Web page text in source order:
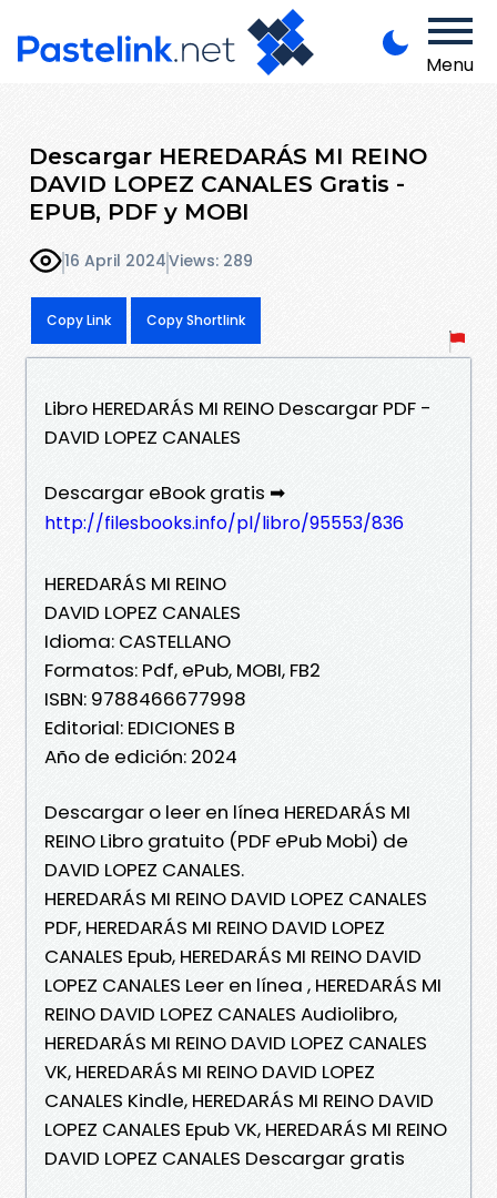
Menu
Descargar HEREDARÁS MI REINO
DAVID LOPEZ CANALES Gratis -
EPUB, PDF y MOBI
16 April 2024Views: 289
Copy Link Copy Shortlink
Libro HEREDARÁS MI REINO Descargar PDF -
DAVID LOPEZ CANALES
Descargar eBook gratis ➡
http://filesbooks.info/pl/libro/95553/836
HEREDARÁS MI REINO
DAVID LOPEZ CANALES
Idioma: CASTELLANO
Formatos: Pdf, ePub, MOBI, FB2
ISBN: 9788466677998
Editorial: EDICIONES B
Año de edición: 2024
Descargar o leer en línea HEREDARÁS MI
REINO Libro gratuito (PDF ePub Mobi) de
DAVID LOPEZ CANALES.
HEREDARÁS MI REINO DAVID LOPEZ CANALES
PDF, HEREDARÁS MI REINO DAVID LOPEZ
CANALES Epub, HEREDARÁS MI REINO DAVID
LOPEZ CANALES Leer en línea , HEREDARÁS MI
REINO DAVID LOPEZ CANALES Audiolibro,
HEREDARÁS MI REINO DAVID LOPEZ CANALES
VK, HEREDARÁS MI REINO DAVID LOPEZ
CANALES Kindle, HEREDARÁS MI REINO DAVID
LOPEZ CANALES Epub VK, HEREDARÁS MI REINO
DAVID LOPEZ CANALES Descargar gratis